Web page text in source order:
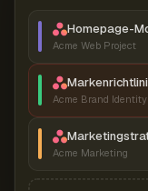
Homepage-
Acme Web Project
Acme Brand Identity
Acme Marketing